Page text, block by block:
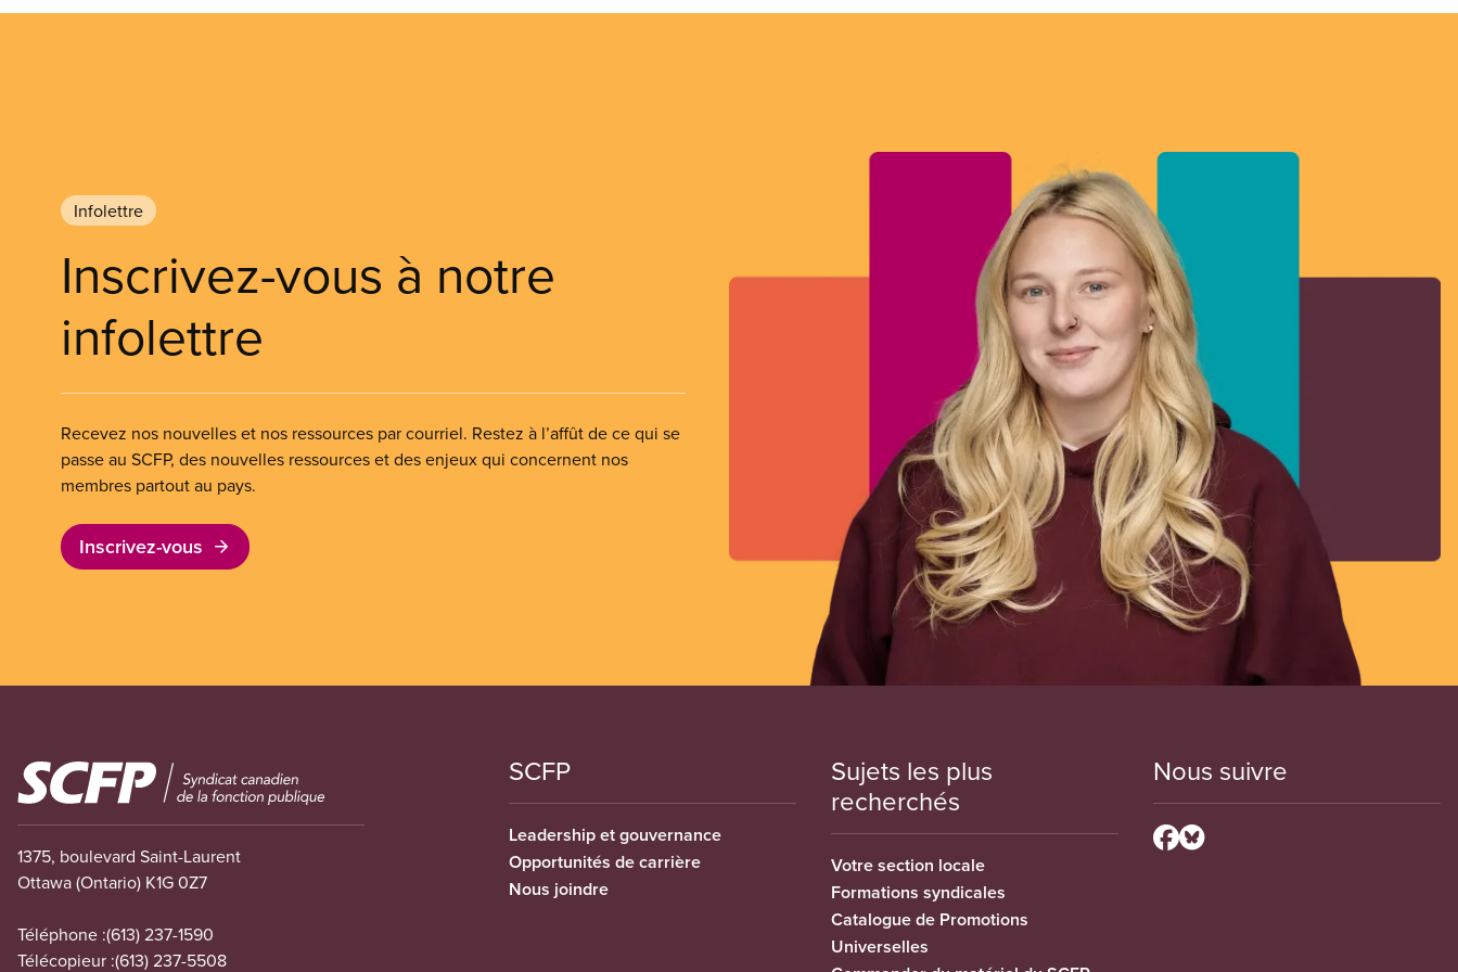
Infolettre
Inscrivez-vous à notre
infolettre
Recevez nos nouvelles et nos ressources par courriel. Restez à l’affût de ce qui se
passe au SCFP, des nouvelles ressources et des enjeux qui concernent nos
membres partout au pays.
Inscrivez-vous
Image
1375, boulevard Saint-Laurent
Ottawa (Ontario) K1G 0Z7
Téléphone :(613) 237-1590
Télécopieur :(613) 237-5508
SCFP
Leadership et gouvernance
Opportunités de carrière
Nous joindre
Sujets les plus
recherchés
Votre section locale
Formations syndicales
Catalogue de Promotions
Universelles
Nous suivre